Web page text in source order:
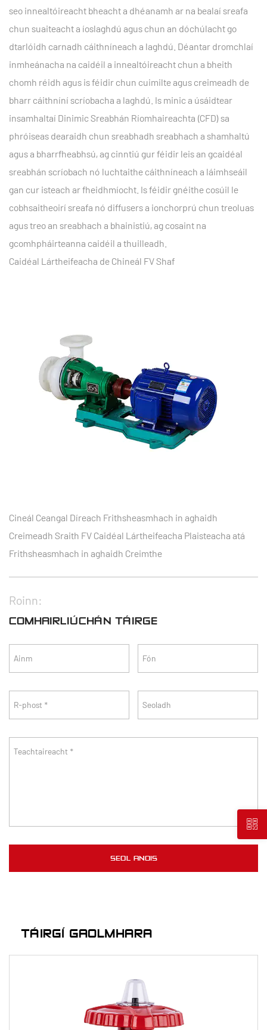
seo innealtóireacht bheacht a dhéanamh ar na bealaí sreafa
chun suaiteacht a íoslaghdú agus chun an dóchúlacht go
dtarlóidh carnadh cáithníneach a laghdú. Déantar dromchlaí
inmheánacha na caidéil a innealtóireacht chun a bheith
chomh réidh agus is féidir chun cuimilte agus creimeadh de
bharr cáithníní scríobacha a laghdú. Is minic a úsáidtear
insamhaltaí Dinimic Sreabhán Ríomhaireachta (CFD) sa
phróiseas dearaidh chun sreabhadh sreabhach a shamhaltú
agus a bharrfheabhsú, ag cinntiú gur féidir leis an gcaidéal
sreabhán scríobach nó luchtaithe cáithníneach a láimhseáil
gan cur isteach ar fheidhmíocht. Is féidir gnéithe cosúil le
cobhsaitheoirí sreafa nó diffusers a ionchorprú chun treoluas
agus treo an sreabhach a bhainistiú, ag cosaint na
gcomhpháirteanna caidéil a thuilleadh.
Caidéal Lártheifeacha de Chineál FV Shaf
Cineál Ceangal Díreach Frithsheasmhach in aghaidh
Creimeadh Sraith FV Caidéal Lártheifeacha Plaisteacha atá
Frithsheasmhach in aghaidh Creimthe
Roinn:
COMHAIRLIÚCHÁN TÁIRGE
TÁIRGÍ GAOLMHARA